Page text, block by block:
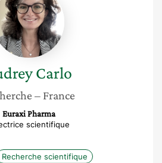
Carlo
Carlo
– France
Euraxi Pharma
scientifique
Recherche scientifique